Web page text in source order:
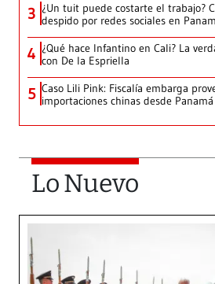
3 ¿Un tuit puede costarte el trabajo?
despido por redes sociales en
4 ¿Qué hace Infantino en Cali? La
con De la Espriella
5 Caso Lili Pink: Fiscalía embarga
importaciones chinas desde Panamá
Lo Nuevo